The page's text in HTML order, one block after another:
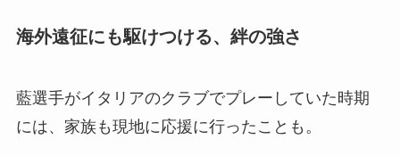
海外遠征にも駆けつける、絆の強さ
藍選手がイタリアのクラブでプレーしていた時期
には、家族も現地に応援に行ったことも。